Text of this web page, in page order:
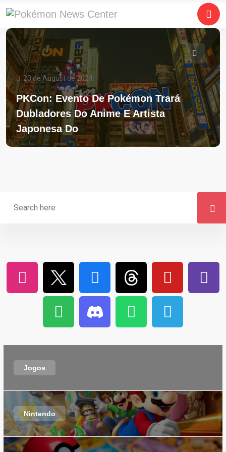
20 de August de 2024
PKCon: Evento De Pokémon Trará
Dubladores Do Anime E Artista
Japonesa Do
Jogos
Nintendo